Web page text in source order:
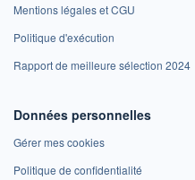
Mentions légales et CGU
Politique d'exécution
Rapport de meilleure sélection 2024
Données personnelles
Gérer mes cookies
Politique de confidentialité